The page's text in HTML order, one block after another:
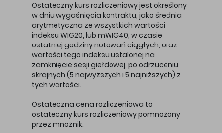
Ostateczny kurs rozliczeniowy jest określony
w dniu wygaśnięcia kontraktu, jako średnia
arytmetyczna ze wszystkich wartości
indeksu WIG20, lub mWIG40, w czasie
ostatniej godziny notowań ciągłych, oraz
wartości tego indeksu ustalonej na
zamknięcie sesji giełdowej, po odrzuceniu
skrajnych (5 najwyższych i 5 najniższych) z
tych wartości.
Ostateczna cena rozliczeniowa to
ostateczny kurs rozliczeniowy pomnożony
przez mnożnik.